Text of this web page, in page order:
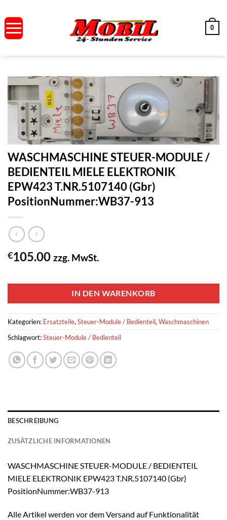
Inhalt
springen
0
WASCHMASCHINE STEUER-MODULE /
BEDIENTEIL MIELE ELEKTRONIK
EPW423 T.NR.5107140 (Gbr)
PositionNummer:WB37-913
€105.00 zzg. MwSt.
IN DEN WARENKORB
Kategorien: Ersatzteile,Steuer-Module / Bedienteil,Waschmaschinen
Schlagwort:Steuer-Module / Bedienteil
BESCHREIBUNG
ZUSÄTZLICHE INFORMATIONEN
WASCHMASCHINE STEUER-MODULE / BEDIENTEIL
MIELE ELEKTRONIK EPW423 T.NR.5107140 (Gbr)
PositionNummer:WB37-913
Alle Artikel werden vor dem Versand auf Funktionalität